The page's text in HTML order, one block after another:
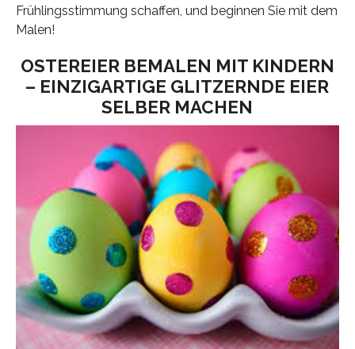
Frühlingsstimmung schaffen, und beginnen Sie mit dem
Malen!
OSTEREIER BEMALEN MIT KINDERN
– EINZIGARTIGE GLITZERNDE EIER
SELBER MACHEN